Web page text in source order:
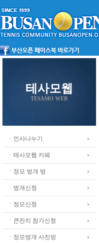
테사모웹
TESAMO WEB
ㆍ인사나누기
ㆍ테사모웹 카페
ㆍ정모 벙개 방
ㆍ벙개신청
ㆍ정모신청
ㆍ큰잔치 참가신청
ㆍ정모벙개 사진방